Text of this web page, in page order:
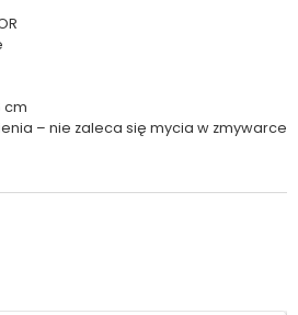
cm
– nie zaleca się mycia w zmywarce